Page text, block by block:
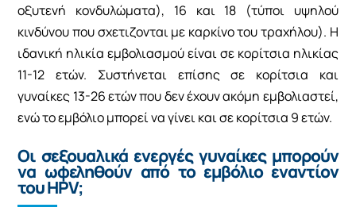
οξυτενή κονδυλώματα), 16 και 18 (τύποι υψηλού
κινδύνου που σχετιζονται με καρκίνο του τραχήλου). Η
ιδανική ηλικία εμβολιασμού είναι σε κορίτσια ηλικίας
11-12 ετών. Συστήνεται επίσης σε κορίτσια και
γυναίκες 13-26 ετών που δεν έχουν ακόμη εμβολιαστεί,
ενώ το εμβόλιο μπορεί να γίνει και σε κορίτσια 9 ετών.
Οι σεξουαλικά ενεργές γυναίκες μπορούν
να ωφεληθούν από το εμβόλιο εναντίον
του HPV;